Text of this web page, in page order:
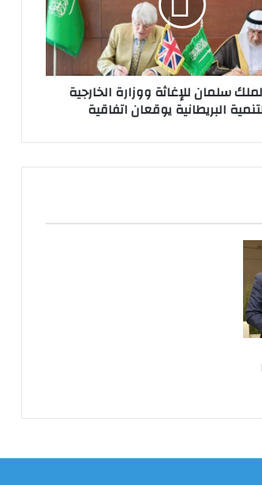
سلمان للإغاثة ووزارة الخارجية
البريطانية يوقعان اتفاقية